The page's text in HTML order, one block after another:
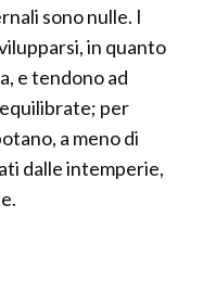
sono nulle. I
in quanto
e tendono ad
per
a meno di
dalle intemperie,